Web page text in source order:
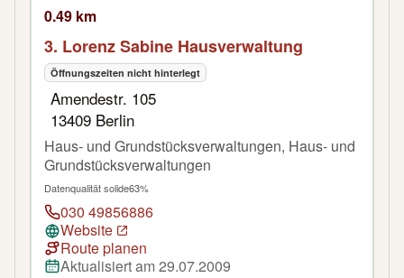
0.49 km
3. Lorenz Sabine Hausverwaltung
Öffnungszeiten nicht hinterlegt
Amendestr. 105
13409 Berlin
Haus- und Grundstücksverwaltungen, Haus- und
Grundstücksverwaltungen
Datenqualität solide63%
030 49856886
Website
Route planen
Aktualisiert am 29.07.2009